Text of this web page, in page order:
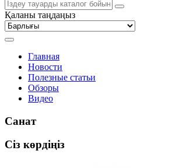
Қаланы таңдаңыз
Главная
Новости
Полезные статьи
Обзоры
Видео
Санат
Сіз көрдіңіз